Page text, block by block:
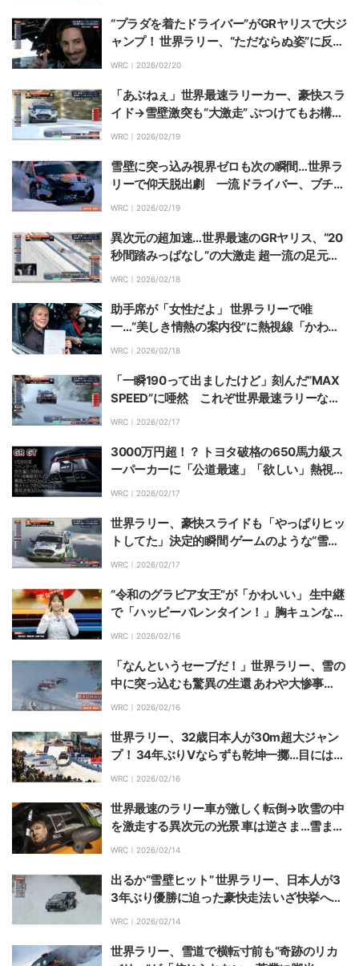
“プラダを着たドライバー”がGRヤリスで大ジ
ャンプ！ 世界ラリー、“ただならぬ姿”に反響
続々「御曹司きた」「しかもイケメン」
WRC｜ 2026/02/20
「あぶねぇ」世界最速ラリーカー、豪快スラ
イド→雪壁激突も“大激走” ぶつけてもお構い
なしの猛プッシュにファン騒然
WRC｜ 2026/02/19
雪壁に突っ込み視界ゼロも次の瞬間…世界ラ
リーで仰天脱出劇 一流ドライバー、ブチギ
レながらの“荒業”に脱帽
WRC｜ 2026/02/19
異次元の超加速…世界最速のGRヤリス、“20
秒間踏みっぱなし”の大激走 超一流の足元に
カメラも熱視線
WRC｜ 2026/02/18
助手席が「女性だよ」 世界ラリーで唯
一…“美しき情熱の案内役”に熱視線「かわえ
えなあ」
WRC｜ 2026/02/18
「一瞬190って出ましたけど」刻んだ“MAX
SPEED”に唖然 これぞ世界最速ラリーな圧
巻光景、プラダ御曹司が激走「凄いですね」
WRC｜ 2026/02/17
3000万円超！？ トヨタ破格の650馬力級ス
ーパーカーに「公道最速」「欲しい」熱視線
圧巻フォルムは「若干AMG感」の声も
WRC｜ 2026/02/17
世界ラリー、豪快スライドも「やっぱりヒッ
トしてた」決定的瞬間 ゲームのような“雪壁
アタック走法”に中継騒然
WRC｜ 2026/02/17
“令和のグラビア女王”が「かわいい」 生中継
で「ハッピーバレンタイン！」胸キュンな姿
＆最新ショットに反響
WRC｜ 2026/02/16
「なんというセーブだ！」世界ラリー、雪の
中に突っ込むも驚異の生還 あわや大惨事
の“強行突破”にSNS騒然
WRC｜ 2026/02/16
世界ラリー、32歳日本人が30m超大ジャン
プ！ 34年ぶりVならずも乾坤一擲…目には
「悔し涙」「よくやった」感動やまず
WRC｜ 2026/02/16
世界最速のラリー車が激しく転倒→吹雪の中
を激走する異次元の光景 車は逆さま…雪まみ
れで走るタフさに脚光
WRC｜ 2026/02/14
出るか“雪壁ヒット” 世界ラリー、日本人が3
3年ぶり優勝に迫った豪快走法 いざ快挙へ…
得意の雪上戦で首位浮上！
WRC｜ 2026/02/14
世界ラリー、雪道で横転寸前も“奇跡のリカ